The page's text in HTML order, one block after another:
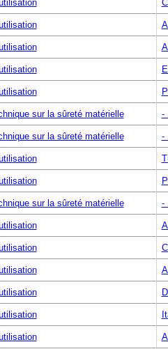
sur la sûreté matérielle -
sur la sûreté matérielle -
sur la sûreté matérielle -